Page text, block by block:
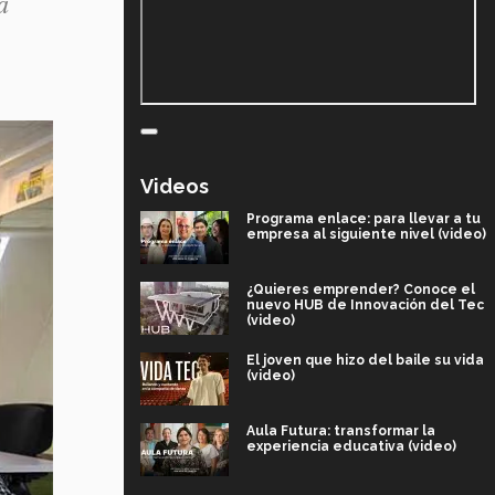
Videos
Programa enlace: para llevar a tu
empresa al siguiente nivel (video)
¿Quieres emprender? Conoce el
nuevo HUB de Innovación del Tec
(video)
El joven que hizo del baile su vida
(video)
Aula Futura: transformar la
experiencia educativa (video)